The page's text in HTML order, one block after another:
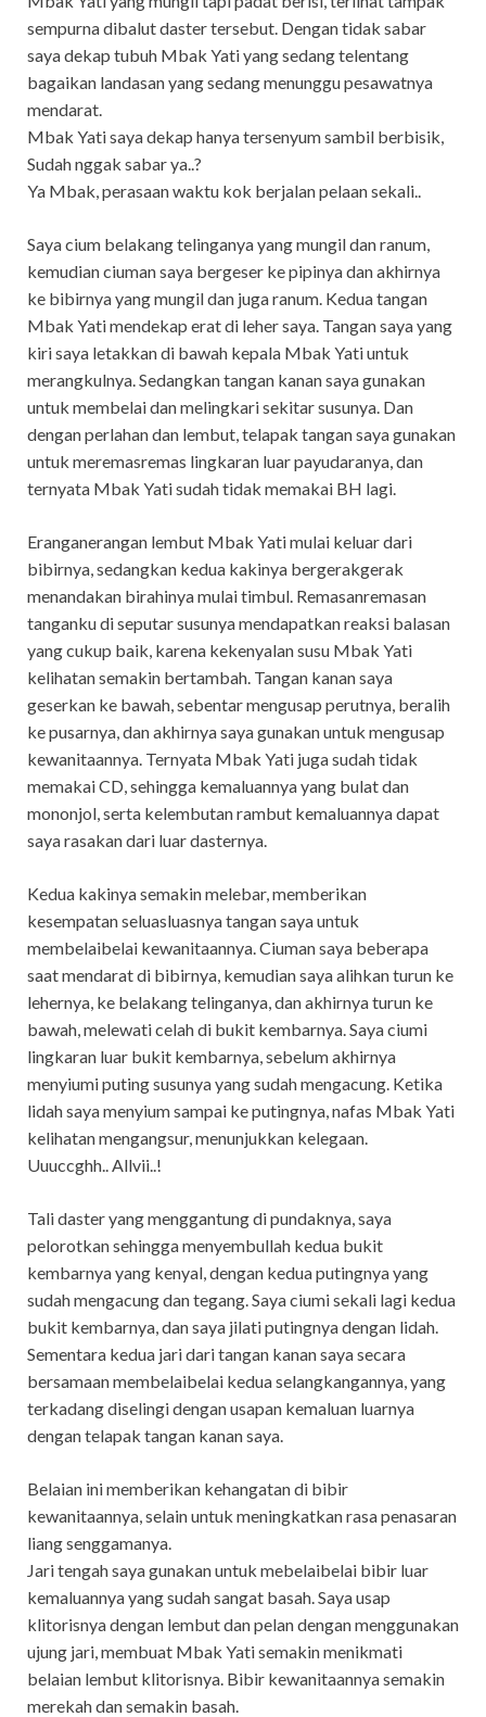
sempurna dibalut daster tersebut. Dengan tidak sabar
saya dekap tubuh Mbak Yati yang sedang telentang
bagaikan landasan yang sedang menunggu pesawatnya
mendarat.
Mbak Yati saya dekap hanya tersenyum sambil berbisik,
Sudah nggak sabar ya..?
Ya Mbak, perasaan waktu kok berjalan pelaan sekali..
Saya cium belakang telinganya yang mungil dan ranum,
kemudian ciuman saya bergeser ke pipinya dan akhirnya
ke bibirnya yang mungil dan juga ranum. Kedua tangan
Mbak Yati mendekap erat di leher saya. Tangan saya yang
kiri saya letakkan di bawah kepala Mbak Yati untuk
merangkulnya. Sedangkan tangan kanan saya gunakan
untuk membelai dan melingkari sekitar susunya. Dan
dengan perlahan dan lembut, telapak tangan saya gunakan
untuk meremasremas lingkaran luar payudaranya, dan
ternyata Mbak Yati sudah tidak memakai BH lagi.
Eranganerangan lembut Mbak Yati mulai keluar dari
bibirnya, sedangkan kedua kakinya bergerakgerak
menandakan birahinya mulai timbul. Remasanremasan
tanganku di seputar susunya mendapatkan reaksi balasan
yang cukup baik, karena kekenyalan susu Mbak Yati
kelihatan semakin bertambah. Tangan kanan saya
geserkan ke bawah, sebentar mengusap perutnya, beralih
ke pusarnya, dan akhirnya saya gunakan untuk mengusap
kewanitaannya. Ternyata Mbak Yati juga sudah tidak
memakai CD, sehingga kemaluannya yang bulat dan
mononjol, serta kelembutan rambut kemaluannya dapat
saya rasakan dari luar dasternya.
Kedua kakinya semakin melebar, memberikan
kesempatan seluasluasnya tangan saya untuk
membelaibelai kewanitaannya. Ciuman saya beberapa
saat mendarat di bibirnya, kemudian saya alihkan turun ke
lehernya, ke belakang telinganya, dan akhirnya turun ke
bawah, melewati celah di bukit kembarnya. Saya ciumi
lingkaran luar bukit kembarnya, sebelum akhirnya
menyiumi puting susunya yang sudah mengacung. Ketika
lidah saya menyium sampai ke putingnya, nafas Mbak Yati
kelihatan mengangsur, menunjukkan kelegaan.
Uuuccghh.. Allvii..!
Tali daster yang menggantung di pundaknya, saya
pelorotkan sehingga menyembullah kedua bukit
kembarnya yang kenyal, dengan kedua putingnya yang
sudah mengacung dan tegang. Saya ciumi sekali lagi kedua
bukit kembarnya, dan saya jilati putingnya dengan lidah.
Sementara kedua jari dari tangan kanan saya secara
bersamaan membelaibelai kedua selangkangannya, yang
terkadang diselingi dengan usapan kemaluan luarnya
dengan telapak tangan kanan saya.
Belaian ini memberikan kehangatan di bibir
kewanitaannya, selain untuk meningkatkan rasa penasaran
liang senggamanya.
Jari tengah saya gunakan untuk mebelaibelai bibir luar
kemaluannya yang sudah sangat basah. Saya usap
klitorisnya dengan lembut dan pelan dengan menggunakan
ujung jari, membuat Mbak Yati semakin menikmati
belaian lembut klitorisnya. Bibir kewanitaannya semakin
merekah dan semakin basah.